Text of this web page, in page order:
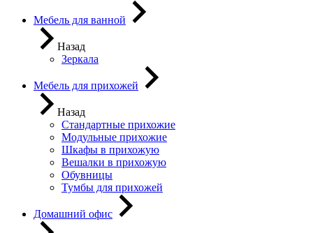
Мебель для ванной
Назад
Зеркала
Мебель для прихожей
Назад
Стандартные прихожие
Модульные прихожие
Шкафы в прихожую
Вешалки в прихожую
Обувницы
Тумбы для прихожей
Домашний офис